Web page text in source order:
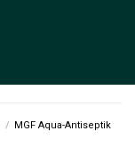
/ MGF Aqua-Antiseptik